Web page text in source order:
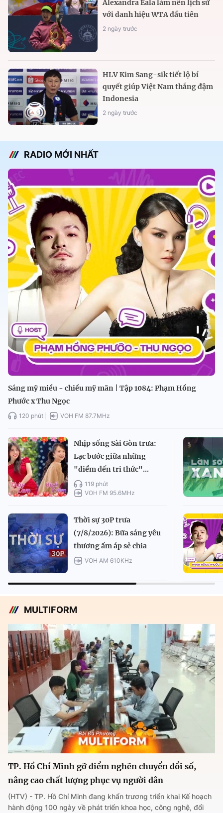
Alexandra Eala làm nên lịch sử
với danh hiệu WTA đầu tiên
2 ngày trước
HLV Kim Sang-sik tiết lộ bí
quyết giúp Việt Nam thắng đậm
Indonesia
2 ngày trước
RADIO MỚI NHẤT
Sáng mỹ miều - chiều mỹ mãn | Tập 1084: Phạm Hồng
Phước x Thu Ngọc
120 phút VOH FM 87.7MHz
Nhịp sống Sài Gòn trưa:
Lạc bước giữa những
"điểm đến tri thức"...
119 phút
VOH FM 95.6MHz
Thời sự 30P trưa
(7/8/2026): Bữa sáng yêu
thương ấm áp sẻ chia
VOH AM 610KHz
MULTIFORM
TP. Hồ Chí Minh gỡ điểm nghẽn chuyển đổi số,
nâng cao chất lượng phục vụ người dân
(HTV) - TP. Hồ Chí Minh đang khẩn trương triển khai Kế hoạch
hành động 100 ngày về phát triển khoa học, công nghệ, đổi